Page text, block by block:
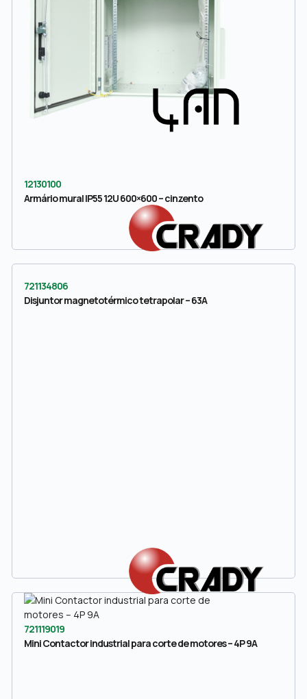
12130100
Armário mural IP55 12U 600×600 – cinzento
721134806
Disjuntor magnetotérmico tetrapolar – 63A
721119019
Mini Contactor industrial para corte de motores – 4P 9A